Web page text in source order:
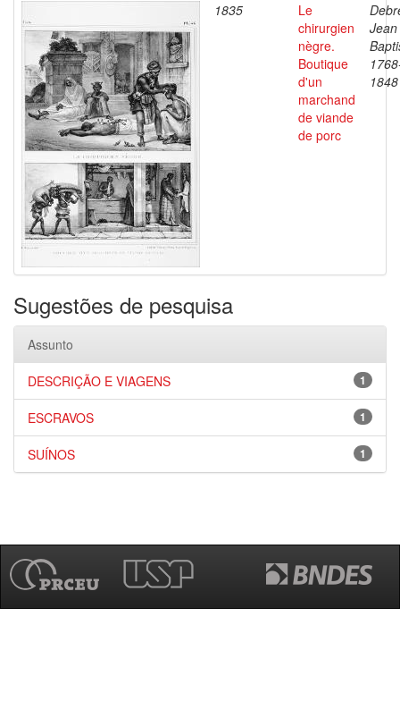
1835
Le
chirurgien
nègre.
Boutique
d'un
marchand
de viande
de porc
Jean
1848
Sugestões de pesquisa
Assunto
1
DESCRIÇÃO E VIAGENS
1
ESCRAVOS
1
SUÍNOS